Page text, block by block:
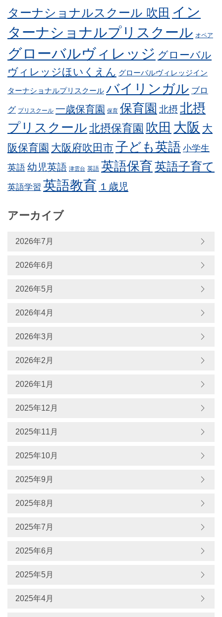
ターナショナルスクール 吹田 イン
ターナショナルプリスクール オペア
グローバルヴィレッジ グローバル
ヴィレッジほいくえん グローバルヴィレッジイン
ターナショナルプリスクール バイリンガル ブロ
グ プリスクール 一歳保育園 保育 保育園 北摂 北摂
プリスクール 北摂保育園 吹田 大阪 大
阪保育園 大阪府吹田市子ども英語 小学生
英語幼児英語 津雲台 英語 英語保育英語子育て
英語学習 英語教育 １歳児
アーカイブ
2026年7月
2026年6月
2026年5月
2026年4月
2026年3月
2026年2月
2026年1月
2025年12月
2025年11月
2025年10月
2025年9月
2025年8月
2025年7月
2025年6月
2025年5月
2025年4月